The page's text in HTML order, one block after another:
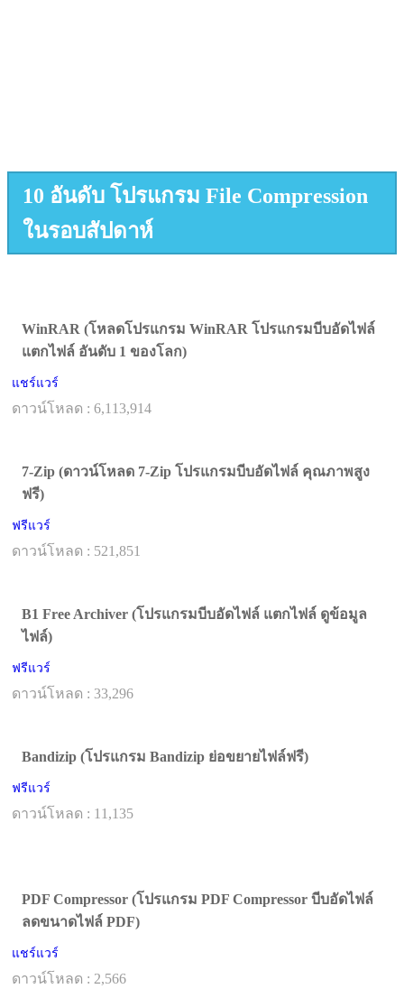
10 อันดับ โปรแกรม File Compression
ในรอบสัปดาห์
WinRAR (โหลดโปรแกรม WinRAR โปรแกรมบีบอัดไฟล์
แตกไฟล์ อันดับ 1 ของโลก)
แชร์แวร์
ดาวน์โหลด : 6,113,914
7-Zip (ดาวน์โหลด 7-Zip โปรแกรมบีบอัดไฟล์ คุณภาพสูง
ฟรี)
ฟรีแวร์
ดาวน์โหลด : 521,851
B1 Free Archiver (โปรแกรมบีบอัดไฟล์ แตกไฟล์ ดูข้อมูล
ไฟล์)
ฟรีแวร์
ดาวน์โหลด : 33,296
Bandizip (โปรแกรม Bandizip ย่อขยายไฟล์ฟรี)
ฟรีแวร์
ดาวน์โหลด : 11,135
PDF Compressor (โปรแกรม PDF Compressor บีบอัดไฟล์
ลดขนาดไฟล์ PDF)
แชร์แวร์
ดาวน์โหลด : 2,566